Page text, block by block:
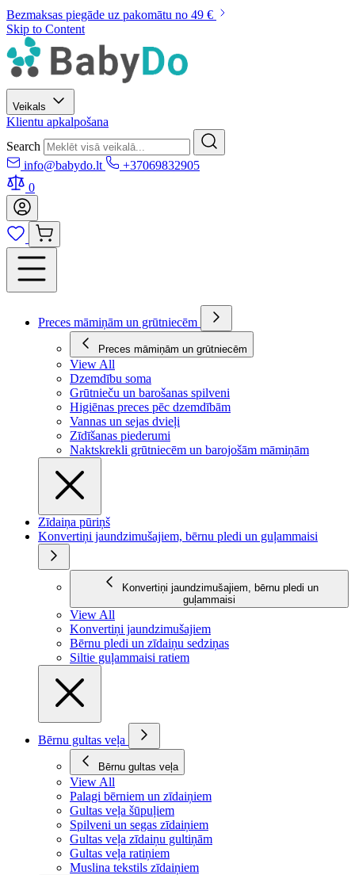
Bezmaksas piegāde uz pakomātu no 49 €
Skip to Content
Veikals
Klientu apkalpošana
Search
info@babydo.lt
+37069832905
0
Preces māmiņām un grūtniecēm
Preces māmiņām un grūtniecēm
View All
Dzemdību soma
Grūtnieču un barošanas spilveni
Higiēnas preces pēc dzemdībām
Vannas un sejas dvieļi
Zīdīšanas piederumi
Naktskrekli grūtniecēm un barojošām māmiņām
Zīdaiņa pūriņš
Konvertiņi jaundzimušajiem, bērnu pledi un guļammaisi
Konvertiņi jaundzimušajiem, bērnu pledi un
guļammaisi
View All
Konvertiņi jaundzimušajiem
Bērnu pledi un zīdaiņu sedziņas
Siltie guļammaisi ratiem
Bērnu gultas veļa
Bērnu gultas veļa
View All
Palagi bērniem un zīdaiņiem
Gultas veļa šūpuļiem
Spilveni un segas zīdaiņiem
Gultas veļa zīdaiņu gultiņām
Gultas veļa ratiņiem
Muslina tekstils zīdaiņiem